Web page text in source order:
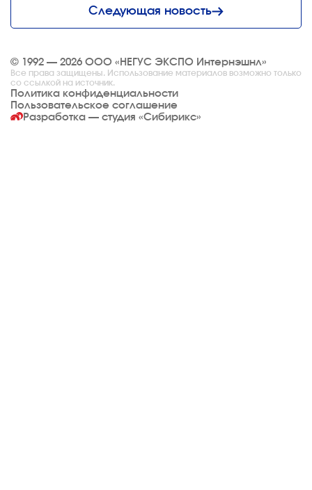
Следующая новость
© 1992 — 2026 ООО «НЕГУС ЭКСПО Интернэшнл»
Все права защищены. Использование материалов возможно только
со ссылкой на источник.
Политика конфиденциальности
Пользовательское соглашение
Разработка — студия «Сибирикс»